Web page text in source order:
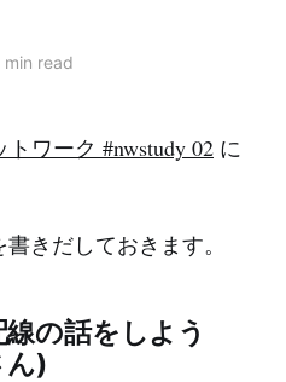
min read
ワーク #nwstudy 02 に
きだしておきます。
の話をしよう
ん)